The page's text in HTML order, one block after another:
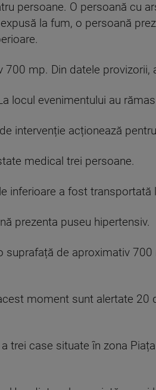
persoane. O persoană cu
la fum, o persoană
mp. Din datele
locul evenimentului au
intervenție acționează
medical trei persoane.
inferioare a fost transportată
prezenta puseu hipertensiv.
de aproximativ
moment sunt alertate 20
trei case situate în zona